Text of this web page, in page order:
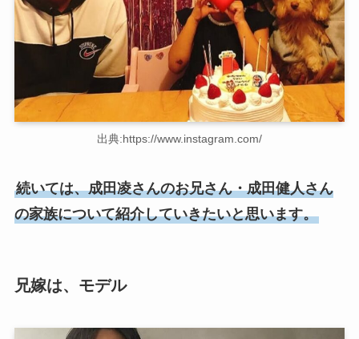
出典:https://www.instagram.com/
続いては、成田凌さんのお兄さん・成田健人さん
の家族について紹介していきたいと思います。
兄嫁は、モデル